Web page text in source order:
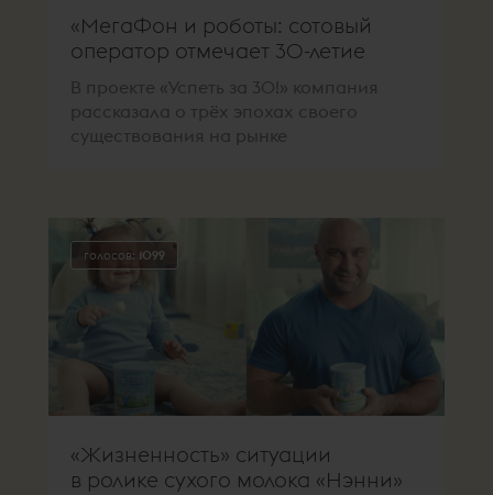
«МегаФон и роботы: сотовый
оператор отмечает 30-летие
В проекте «Успеть за 30!» компания
рассказала о трёх эпохах своего
существования на рынке
голосов: 1099
«Жизненность» ситуации
в ролике сухого молока «Нэнни»